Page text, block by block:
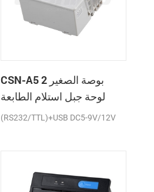
CSN-A5 2 بوصة الصغير
لوحة جبل استلام الطابعة
الحرارية
(RS232/TTL)+USB DC5-9V/12V